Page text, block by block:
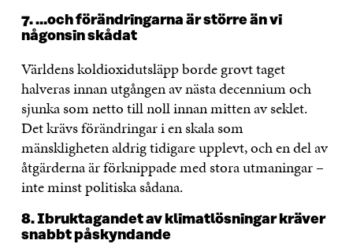
7. …och förändringarna är större än vi
någonsin skådat
Världens koldioxidutsläpp borde grovt taget
halveras innan utgången av nästa decennium och
sjunka som netto till noll innan mitten av seklet.
Det krävs förändringar i en skala som
mänskligheten aldrig tidigare upplevt, och en del av
åtgärderna är förknippade med stora utmaningar –
inte minst politiska sådana.
8. Ibruktagandet av klimatlösningar kräver
snabbt påskyndande